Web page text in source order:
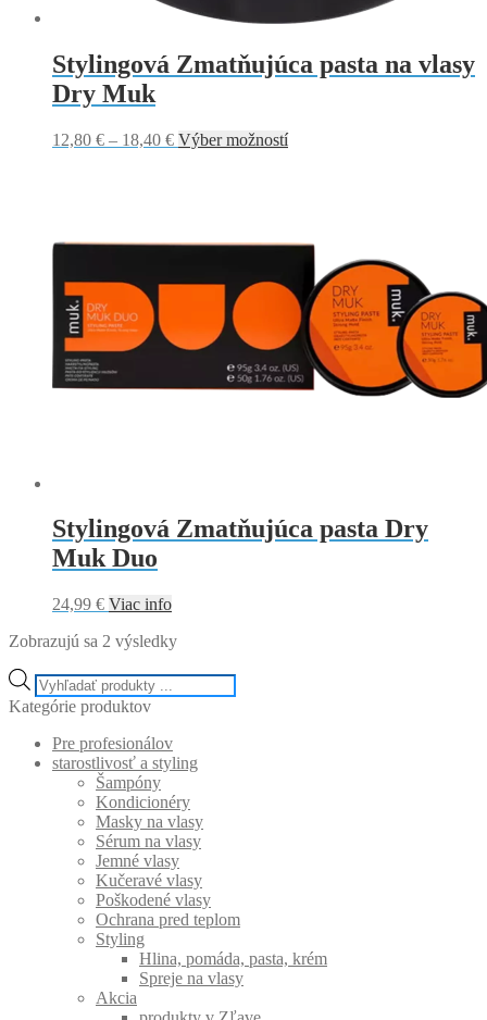
Stylingová Zmatňujúca pasta na vlasy
Dry Muk
12,80 € – 18,40 €Price
Výber možnostíTento
môžete
vybrať
na
stránke
produktu.
Stylingová Zmatňujúca pasta Dry
Muk Duo
24,99 € Viac info
Zobrazujú sa 2 výsledky
Products
search
Kategórie produktov
Pre profesionálov
starostlivosť a styling
Šampóny
Kondicionéry
Masky na vlasy
Sérum na vlasy
Jemné vlasy
Kučeravé vlasy
Poškodené vlasy
Ochrana pred teplom
Styling
Hlina, pomáda, pasta, krém
Spreje na vlasy
Akcia